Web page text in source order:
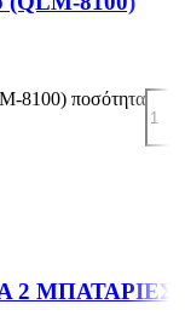
ποσότητα
2 ΜΠΑΤΑΡΙΕΣ